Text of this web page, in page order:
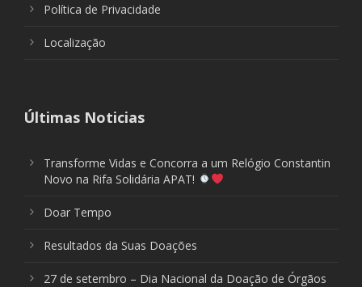
Política de Privacidade
Localização
Últimas Noticias
Transforme Vidas e Concorra a um Relógio Constantin
Novo na Rifa Solidária APAT!
Doar Tempo
Resultados da Suas Doações
27 de setembro – Dia Nacional da Doação de Órgãos